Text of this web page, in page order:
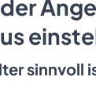
sinnvoll